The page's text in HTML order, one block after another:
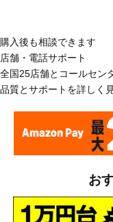
購入後も相談できます
店舗・電話サポート
全国25店舗とコールセン
品質とサポートを詳しく
お